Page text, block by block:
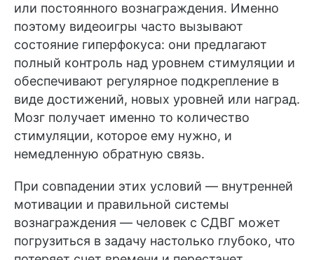
или постоянного вознаграждения. Именно
поэтому видеоигры часто вызывают
состояние гиперфокуса: они предлагают
полный контроль над уровнем стимуляции и
обеспечивают регулярное подкрепление в
виде достижений, новых уровней или наград.
Мозг получает именно то количество
стимуляции, которое ему нужно, и
немедленную обратную связь.
При совпадении этих условий — внутренней
мотивации и правильной системы
вознаграждения — человек с СДВГ может
погрузиться в задачу настолько глубоко, что